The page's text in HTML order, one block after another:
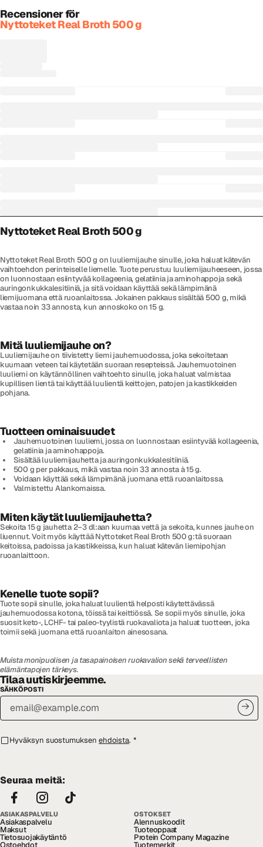
Recensioner för
Nyttoteket Real Broth 500 g
Nyttoteket Real Broth 500 g
Nyttoteket Real Broth 500 g on luuliemijauhe sinulle, joka haluat kätevän
vaihtoehdon perinteiselle liemelle. Tuote perustuu luuliemijauheeseen, jossa
on luonnostaan esiintyvää kollageenia, gelatiinia ja aminohappoja sekä
auringonkukkalesitiiniä, ja sitä voidaan käyttää sekä lämpimänä
liemijuomana että ruoanlaitossa. Jokainen pakkaus sisältää 500 g, mikä
vastaa noin 33 annosta, kun annoskoko on 15 g.
Mitä luuliemijauhe on?
Luuliemijauhe on tiivistetty liemi jauhemuodossa, joka sekoitetaan
kuumaan veteen tai käytetään suoraan resepteissä. Jauhemuotoinen
luuliemi on käytännöllinen vaihtoehto sinulle, joka haluat valmistaa
kupillisen lientä tai käyttää luulientä keittojen, patojen ja kastikkeiden
pohjana.
Tuotteen ominaisuudet
Jauhemuotoinen luuliemi, jossa on luonnostaan esiintyvää kollageenia,
gelatiinia ja aminohappoja.
Sisältää luuliemijauhetta ja auringonkukkalesitiiniä.
500 g per pakkaus, mikä vastaa noin 33 annosta à 15 g.
Voidaan käyttää sekä lämpimänä juomana että ruoanlaitossa.
Valmistettu Alankomaissa.
Miten käytät luuliemijauhetta?
Sekoita 15 g jauhetta 2–3 dl:aan kuumaa vettä ja sekoita, kunnes jauhe on
liuennut. Voit myös käyttää Nyttoteket Real Broth 500 g:tä suoraan
keitoissa, padoissa ja kastikkeissa, kun haluat kätevän liemipohjan
ruoanlaittoon.
Kenelle tuote sopii?
Tuote sopii sinulle, joka haluat luulientä helposti käytettävässä
jauhemuodossa kotona, töissä tai keittiössä. Se sopii myös sinulle, joka
suosit keto-, LCHF- tai paleo-tyylistä ruokavaliota ja haluat tuotteen, joka
toimii sekä juomana että ruoanlaiton ainesosana.
Muista monipuolisen ja tasapainoisen ruokavalion sekä terveellisten
elämäntapojen tärkeys.
Tilaa uutiskirjeemme.
SÄHKÖPOSTI
Hyväksyn suostumuksen ehdoista. *
Seuraa meitä:
ASIAKASPALVELU
Asiakaspalvelu
Maksut
Tietosuojakäytäntö
Ostoehdot
OSTOKSET
Alennuskoodit
Tuoteoppaat
Protein Company Magazine
Tuotemerkit